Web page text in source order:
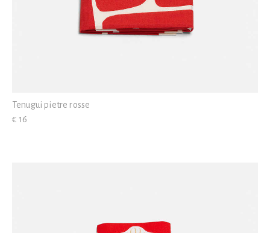
Tenugui pietre rosse
€ 16